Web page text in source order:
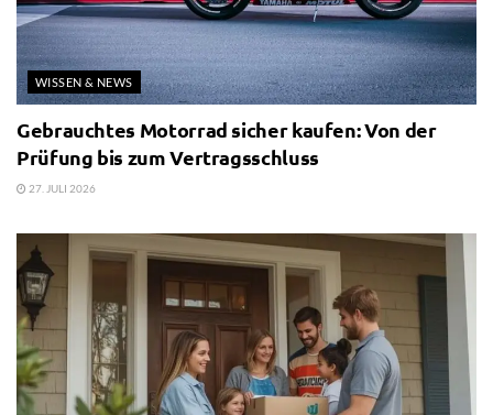
WISSEN & NEWS
Gebrauchtes Motorrad sicher kaufen: Von der
Prüfung bis zum Vertragsschluss
27. JULI 2026